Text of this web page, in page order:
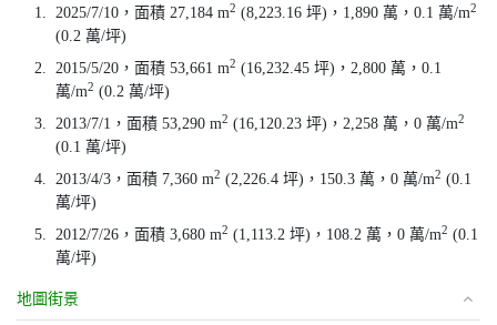
1. 2025/7/10，面積 27,184 m2 (8,223.16 坪)，1,890 萬，0.1 萬/m2
(0.2 萬/坪)
2. 2015/5/20，面積 53,661 m2 (16,232.45 坪)，2,800 萬，0.1
萬/m2 (0.2 萬/坪)
3. 2013/7/1，面積 53,290 m2 (16,120.23 坪)，2,258 萬，0 萬/m2
(0.1 萬/坪)
4. 2013/4/3，面積 7,360 m2 (2,226.4 坪)，150.3 萬，0 萬/m2 (0.1
萬/坪)
5. 2012/7/26，面積 3,680 m2 (1,113.2 坪)，108.2 萬，0 萬/m2 (0.1
萬/坪)
地圖街景